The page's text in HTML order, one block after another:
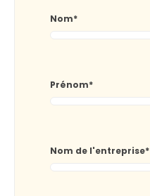
Nom*
Prénom*
Nom de l'entreprise*